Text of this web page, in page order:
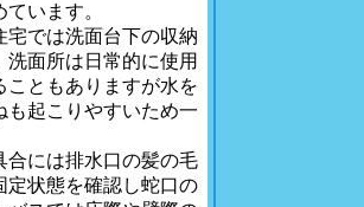
います。
では洗面台下の収納
面所は日常的に使用
こともありますが水を
起こりやすいため一
合には排水口の髪の毛
定状態を確認し蛇口の